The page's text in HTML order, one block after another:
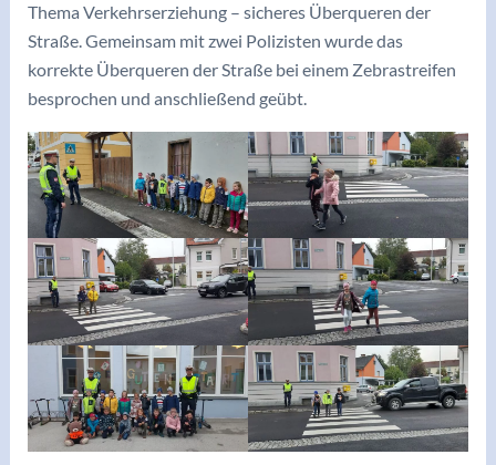
Thema Verkehrserziehung – sicheres Überqueren der
Straße. Gemeinsam mit zwei Polizisten wurde das
korrekte Überqueren der Straße bei einem Zebrastreifen
besprochen und anschließend geübt.